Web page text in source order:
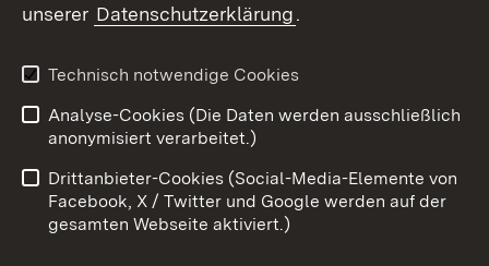
X / Twitter
Youtube
Benutzungshinweise
Barrierefreiheit
Datenschutz
Cookies
unserer Datenschutzerklärung.
Technisch notwendige Cookies
Analyse-Cookies (Die Daten werden ausschließlich
anonymisiert verarbeitet.)
Drittanbieter-Cookies (Social-Media-Elemente von
Facebook, X / Twitter und Google werden auf der
gesamten Webseite aktiviert.)